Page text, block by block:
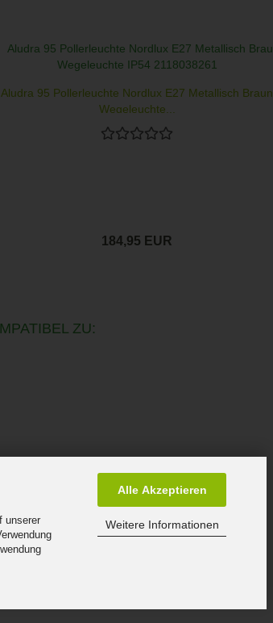
unserer
Alle Akzeptieren
Weitere Informationen
Aludra 95 Pollerleuchte Nordlux E27 Metallisch Braun
Wegeleuchte...
184,95 EUR
ZU: